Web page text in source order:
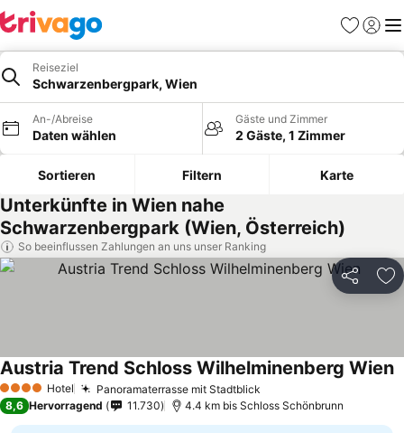
Favoriten
Reiseziel
Schwarzenbergpark, Wien
An-/Abreise
Daten wählen
Gäste und Zimmer
2 Gäste, 1 Zimmer
Sortieren Filtern Karte
Unterkünfte in Wien nahe
Schwarzenbergpark (Wien, Österreich)
So beeinflussen Zahlungen an uns unser Ranking
Teilen
4 Sterne Hotel Panoramaterrasse mit Stadtblick
Austria Trend Schloss Wilhelminenberg Wien
8,6 Hervorragend 11.730 4.4 km bis Schloss Schönbrunn